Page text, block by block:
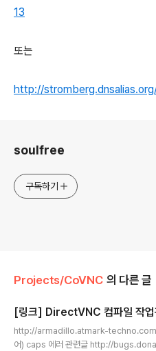
13
또는
http://
soulfree
구독하기
Projects/CoVNC 의 다른 글
[링크] DirectVNC 컴파일 작업
http://armadillo.atmark-
어) caps 에러 관련글 http://